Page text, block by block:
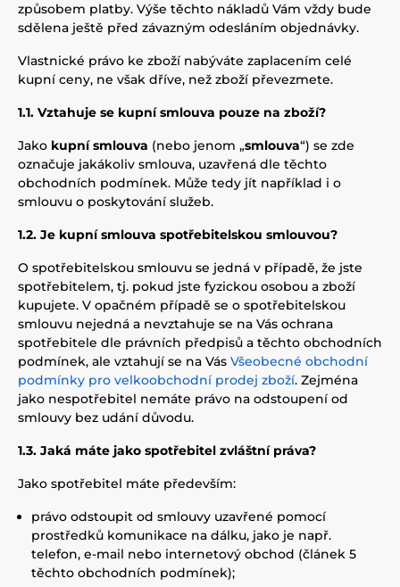
způsobem platby. Výše těchto nákladů Vám vždy bude
sdělena ještě před závazným odesláním objednávky.
Vlastnické právo ke zboží nabýváte zaplacením celé
kupní ceny, ne však dříve, než zboží převezmete.
1.1. Vztahuje se kupní smlouva pouze na zboží?
Jako kupní smlouva (nebo jenom „smlouva“) se zde
označuje jakákoliv smlouva, uzavřená dle těchto
obchodních podmínek. Může tedy jít například i o
smlouvu o poskytování služeb.
1.2. Je kupní smlouva spotřebitelskou smlouvou?
O spotřebitelskou smlouvu se jedná v případě, že jste
spotřebitelem, tj. pokud jste fyzickou osobou a zboží
kupujete. V opačném případě se o spotřebitelskou
smlouvu nejedná a nevztahuje se na Vás ochrana
spotřebitele dle právních předpisů a těchto obchodních
podmínek, ale vztahují se na Vás Všeobecné obchodní
podmínky pro velkoobchodní prodej zboží. Zejména
jako nespotřebitel nemáte právo na odstoupení od
smlouvy bez udání důvodu.
1.3. Jaká máte jako spotřebitel zvláštní práva?
Jako spotřebitel máte především:
právo odstoupit od smlouvy uzavřené pomocí
prostředků komunikace na dálku, jako je např.
telefon, e-mail nebo internetový obchod (článek 5
těchto obchodních podmínek);